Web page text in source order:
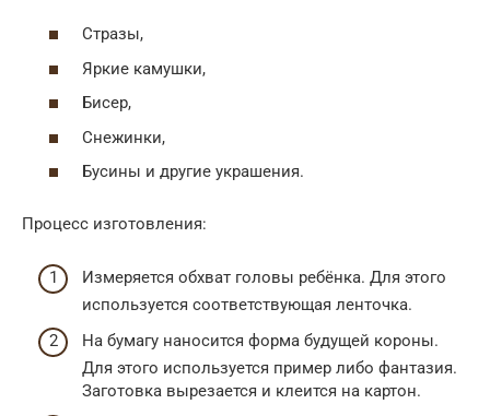
Стразы,
Яркие камушки,
Бисер,
Снежинки,
Бусины и другие украшения.
Процесс изготовления:
Измеряется обхват головы ребёнка. Для этого
используется соответствующая ленточка.
На бумагу наносится форма будущей короны.
Для этого используется пример либо фантазия.
Заготовка вырезается и клеится на картон.